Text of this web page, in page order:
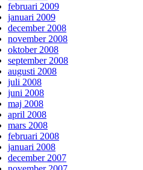
februari 2009
januari 2009
december 2008
november 2008
oktober 2008
september 2008
augusti 2008
juli 2008
juni 2008
maj 2008
april 2008
mars 2008
februari 2008
januari 2008
december 2007